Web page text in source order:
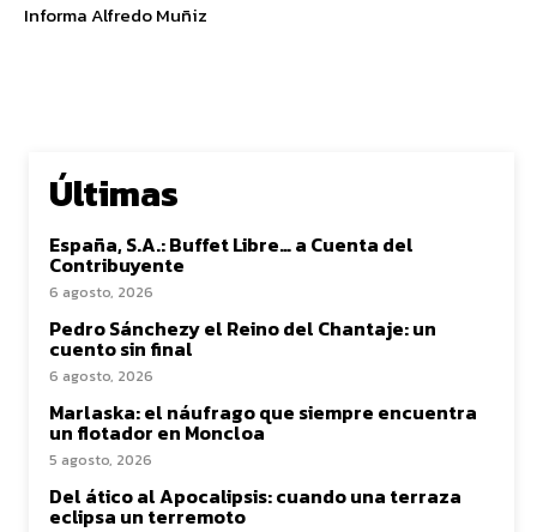
Informa Alfredo Muñiz
Últimas
España, S.A.: Buffet Libre… a Cuenta del
Contribuyente
6 agosto, 2026
Pedro Sánchezy el Reino del Chantaje: un
cuento sin final
6 agosto, 2026
Marlaska: el náufrago que siempre encuentra
un flotador en Moncloa
5 agosto, 2026
Del ático al Apocalipsis: cuando una terraza
eclipsa un terremoto